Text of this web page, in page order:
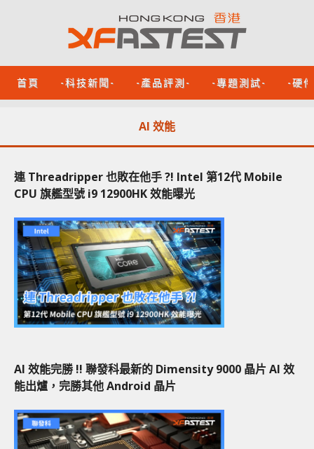
首頁 -科技新聞- -產品評測- -專題測試- -硬
AI 效能
連 Threadripper 也敗在他手 ?! Intel 第12代 Mobile
CPU 旗艦型號 i9 12900HK 效能曝光
AI 效能完勝 !! 聯發科最新的 Dimensity 9000 晶片 AI 效
能出爐，完勝其他 Android 晶片